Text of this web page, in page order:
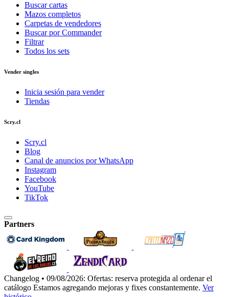
Buscar cartas
Mazos completos
Carpetas de vendedores
Buscar por Commander
Filtrar
Todos los sets
Vender singles
Inicia sesión para vender
Tiendas
Scry.cl
Scry.cl
Blog
Canal de anuncios por WhatsApp
Instagram
Facebook
YouTube
TikTok
Partners
Changelog • 09/08/2026: Ofertas: reserva protegida al ordenar el
catálogo Estamos agregando mejoras y fixes constantemente. Ver